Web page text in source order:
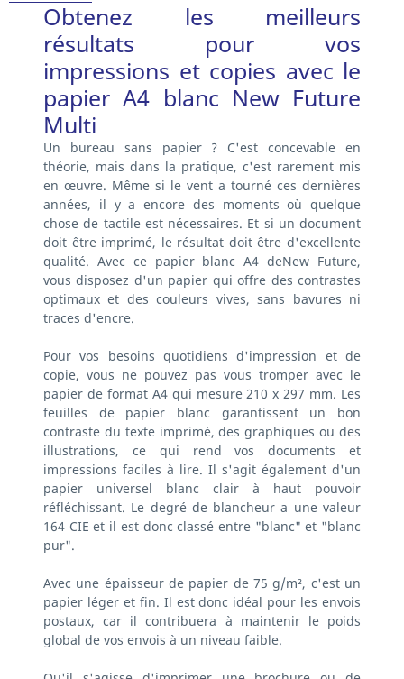
Obtenez les meilleurs
résultats pour vos
impressions et copies avec le
papier A4 blanc New Future
Multi
Un bureau sans papier ? C'est concevable en
théorie, mais dans la pratique, c'est rarement mis
en œuvre. Même si le vent a tourné ces dernières
années, il y a encore des moments où quelque
chose de tactile est nécessaires. Et si un document
doit être imprimé, le résultat doit être d'excellente
qualité. Avec ce papier blanc A4 deNew Future,
vous disposez d'un papier qui offre des contrastes
optimaux et des couleurs vives, sans bavures ni
traces d'encre.
Pour vos besoins quotidiens d'impression et de
copie, vous ne pouvez pas vous tromper avec le
papier de format A4 qui mesure 210 x 297 mm. Les
feuilles de papier blanc garantissent un bon
contraste du texte imprimé, des graphiques ou des
illustrations, ce qui rend vos documents et
impressions faciles à lire. Il s'agit également d'un
papier universel blanc clair à haut pouvoir
réfléchissant. Le degré de blancheur a une valeur
164 CIE et il est donc classé entre "blanc" et "blanc
pur".
Avec une épaisseur de papier de 75 g/m², c'est un
papier léger et fin. Il est donc idéal pour les envois
postaux, car il contribuera à maintenir le poids
global de vos envois à un niveau faible.